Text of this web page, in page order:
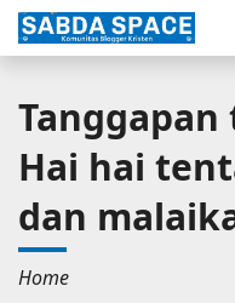
Hai hai
dan
Home